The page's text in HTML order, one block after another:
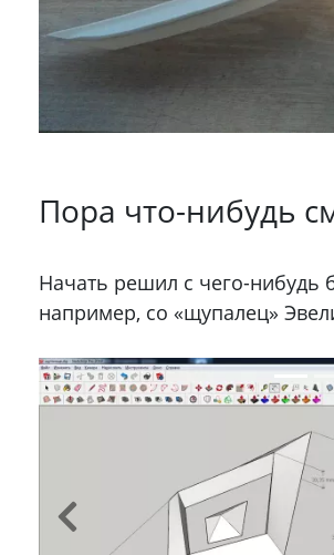
Пора что-нибудь
Начать решил с чего-нибудь
например, со «щупалец»